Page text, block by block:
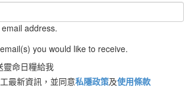
address.
you would like to receive.
靈命日糧給我
最新資訊，並同意私隱政策及使用條款